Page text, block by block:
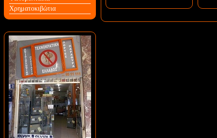
Χρηματοκιβώτια